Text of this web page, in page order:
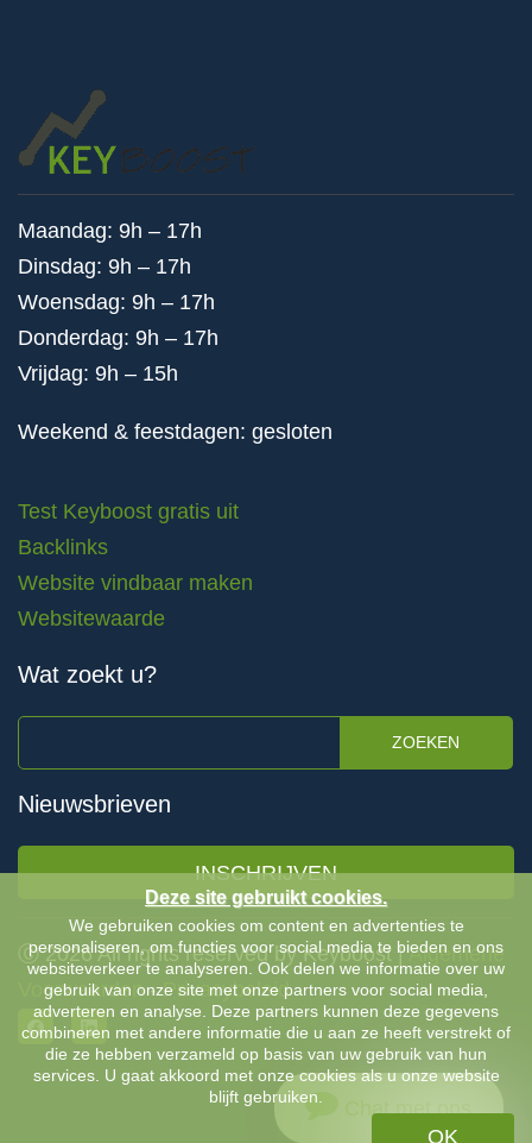
Maandag: 9h – 17h
Dinsdag: 9h – 17h
Woensdag: 9h – 17h
Donderdag: 9h – 17h
Vrijdag: 9h – 15h
Weekend & feestdagen: gesloten
Test Keyboost gratis uit
Backlinks
Website vindbaar maken
Websitewaarde
Wat zoekt u?
ZOEKEN
Nieuwsbrieven
INSCHRIJVEN
Ⓒ 2026 All rights reserved by Keyboost |Algemene
Voorwaarden-Privacybeleid
Chat met ons
Deze site gebruikt cookies.
We gebruiken cookies om content en advertenties te
personaliseren, om functies voor social media te bieden en ons
websiteverkeer te analyseren. Ook delen we informatie over uw
gebruik van onze site met onze partners voor social media,
adverteren en analyse. Deze partners kunnen deze gegevens
combineren met andere informatie die u aan ze heeft verstrekt of
die ze hebben verzameld op basis van uw gebruik van hun
services. U gaat akkoord met onze cookies als u onze website
blijft gebruiken.
OK